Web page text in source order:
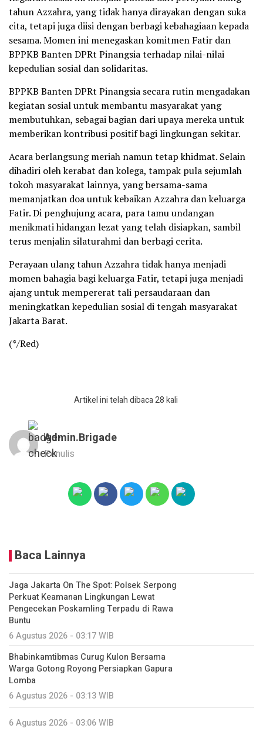
tahun Azzahra, yang tidak hanya dirayakan dengan suka
cita, tetapi juga diisi dengan berbagi kebahagiaan kepada
sesama. Momen ini menegaskan komitmen Fatir dan
BPPKB Banten DPRt Pinangsia terhadap nilai-nilai
kepedulian sosial dan solidaritas.
BPPKB Banten DPRt Pinangsia secara rutin mengadakan
kegiatan sosial untuk membantu masyarakat yang
membutuhkan, sebagai bagian dari upaya mereka untuk
memberikan kontribusi positif bagi lingkungan sekitar.
Acara berlangsung meriah namun tetap khidmat. Selain
dihadiri oleh kerabat dan kolega, tampak pula sejumlah
tokoh masyarakat lainnya, yang bersama-sama
memanjatkan doa untuk kebaikan Azzahra dan keluarga
Fatir. Di penghujung acara, para tamu undangan
menikmati hidangan lezat yang telah disiapkan, sambil
terus menjalin silaturahmi dan berbagi cerita.
Perayaan ulang tahun Azzahra tidak hanya menjadi
momen bahagia bagi keluarga Fatir, tetapi juga menjadi
ajang untuk mempererat tali persaudaraan dan
meningkatkan kepedulian sosial di tengah masyarakat
Jakarta Barat.
(*/Red)
Artikel ini telah dibaca 28 kali
Admin.brigade
Penulis
Baca Lainnya
Jaga Jakarta On The Spot: Polsek Serpong
Perkuat Keamanan Lingkungan Lewat
Pengecekan Poskamling Terpadu di Rawa
Buntu
6 Agustus 2026 - 03:17 WIB
Bhabinkamtibmas Curug Kulon Bersama
Warga Gotong Royong Persiapkan Gapura
Lomba
6 Agustus 2026 - 03:13 WIB
6 Agustus 2026 - 03:06 WIB